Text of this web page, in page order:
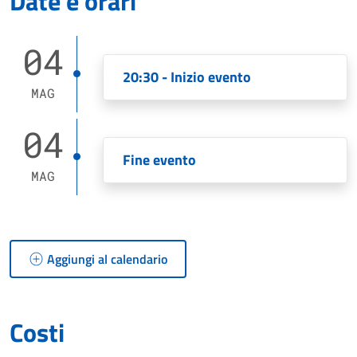
04
MAG
20:30 - Inizio evento
04
MAG
Fine evento
Aggiungi al calendario
Costi